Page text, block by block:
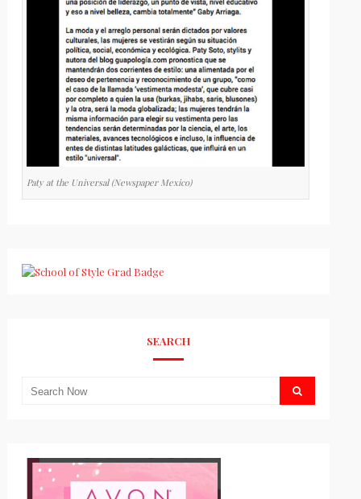
Paty at the Universal (Newspaper Mexico)
SEARCH